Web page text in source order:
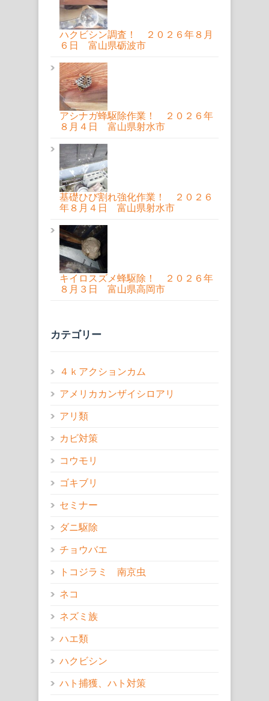
ハクビシン調査！ ２０２６年８月
６日 富山県砺波市
アシナガ蜂駆除作業！ ２０２６年
８月４日 富山県射水市
基礎ひび割れ強化作業！ ２０２６
年８月４日 富山県射水市
キイロスズメ蜂駆除！ ２０２６年
８月３日 富山県高岡市
カテゴリー
４ｋアクションカム
アメリカカンザイシロアリ
アリ類
カビ対策
コウモリ
ゴキブリ
セミナー
ダニ駆除
チョウバエ
トコジラミ 南京虫
ネコ
ネズミ族
ハエ類
ハクビシン
ハト捕獲、ハト対策